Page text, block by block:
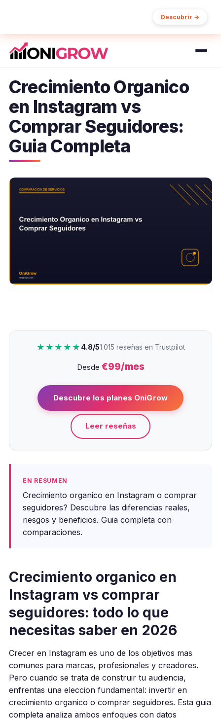
Descubrir →
Crecimiento Organico
en Instagram vs
Comprar Seguidores:
Guia Completa
★★★★★ 4.8/51.015 reseñas en Trustpilot
Desde €99/mes
Descubre los planes OniGrow
Leer reseñas
EN RESUMEN
Crecimiento organico en Instagram o comprar
seguidores? Descubre las diferencias reales,
riesgos y beneficios. Guia completa con
comparaciones.
Crecimiento organico en
Instagram vs comprar
seguidores: todo lo que
necesitas saber en 2026
Crecer en Instagram es uno de los objetivos mas
comunes para marcas, profesionales y creadores.
Pero cuando se trata de construir tu audiencia,
enfrentas una eleccion fundamental: invertir en
crecimiento organico o comprar seguidores. Esta guia
completa analiza ambos enfoques con datos